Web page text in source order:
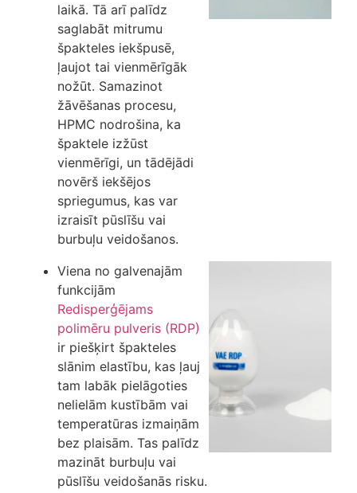
laikā. Tā arī palīdz
saglabāt mitrumu
špakteles iekšpusē,
ļaujot tai vienmērīgāk
nožūt. Samazinot
žāvēšanas procesu,
HPMC nodrošina, ka
špaktele izžūst
vienmērīgi, un tādējādi
novērš iekšējos
spriegumus, kas var
izraisīt pūslīšu vai
burbuļu veidošanos.
Viena no galvenajām
funkcijām
Redisperģējams
polimēru pulveris (RDP)
ir piešķirt špakteles
slānim elastību, kas ļauj
tam labāk pielāgoties
nelielām kustībām vai
temperatūras izmaiņām
bez plaisām. Tas palīdz
mazināt burbuļu vai
pūslīšu veidošanās risku.